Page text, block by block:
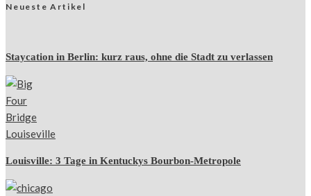
Neueste Artikel
Staycation in Berlin: kurz raus, ohne die Stadt zu verlassen
Louisville: 3 Tage in Kentuckys Bourbon-Metropole